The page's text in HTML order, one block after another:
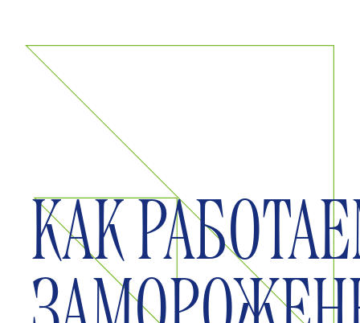
Храните в морозильной камере
при -18°C до 2 месяцев.
Размораживаете нужное
количество за 30 минут,
выпекаете 18 минут при 180°C
— и готовы к подаче.
Технологическая карта в